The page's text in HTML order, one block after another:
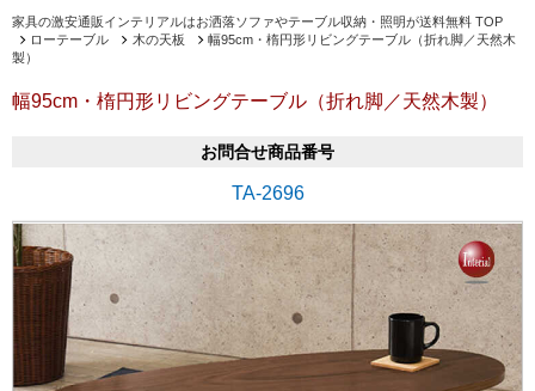
家具の激安通販インテリアルはお洒落ソファやテーブル収納・照明が送料無料 TOP
ローテーブル
木の天板
幅95cm・楕円形リビングテーブル（折れ脚／天然木
製）
幅95cm・楕円形リビングテーブル（折れ脚／天然木製）
お問合せ商品番号
TA-2696